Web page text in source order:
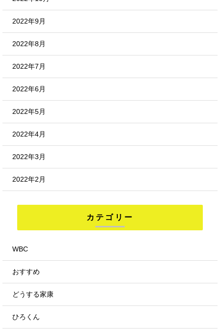
2022年9月
2022年8月
2022年7月
2022年6月
2022年5月
2022年4月
2022年3月
2022年2月
カテゴリー
WBC
おすすめ
どうする家康
ひろくん